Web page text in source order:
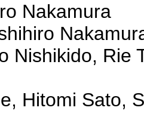
Nakamura
Nishikido, Rie
Hitomi Sato,